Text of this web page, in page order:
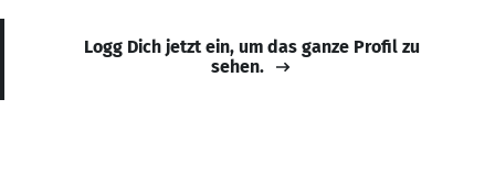
Logg Dich jetzt ein, um das ganze Profil zu
sehen.